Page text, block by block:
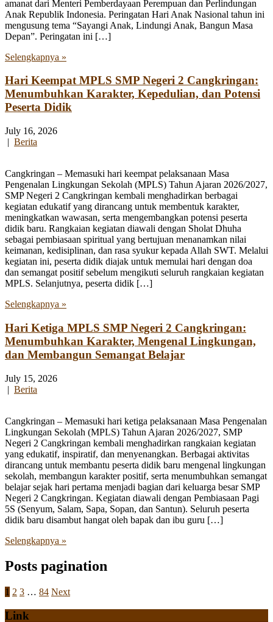
amanat dari Menteri Pemberdayaan Perempuan dan Perlindungan
Anak Republik Indonesia. Peringatan Hari Anak Nasional tahun ini
mengusung tema “Sayangi Anak, Lindungi Anak, Bangun Masa
Depan”. Peringatan ini […]
Selengkapnya »
Hari Keempat MPLS SMP Negeri 2 Cangkringan:
Menumbuhkan Karakter, Kepedulian, dan Potensi
Peserta Didik
July 16, 2026
| Berita
Cangkringan – Memasuki hari keempat pelaksanaan Masa
Pengenalan Lingkungan Sekolah (MPLS) Tahun Ajaran 2026/2027,
SMP Negeri 2 Cangkringan kembali menghadirkan berbagai
kegiatan edukatif yang dirancang untuk membentuk karakter,
meningkatkan wawasan, serta mengembangkan potensi peserta
didik baru. Rangkaian kegiatan diawali dengan Sholat Dhuha
sebagai pembiasaan spiritual yang bertujuan menanamkan nilai
keimanan, kedisiplinan, dan rasa syukur kepada Allah SWT. Melalui
kegiatan ini, peserta didik diajak untuk memulai hari dengan doa
dan semangat positif sebelum mengikuti seluruh rangkaian kegiatan
MPLS. Selanjutnya, peserta didik […]
Selengkapnya »
Hari Ketiga MPLS SMP Negeri 2 Cangkringan:
Menumbuhkan Karakter, Mengenal Lingkungan,
dan Membangun Semangat Belajar
July 15, 2026
| Berita
Cangkringan – Memasuki hari ketiga pelaksanaan Masa Pengenalan
Lingkungan Sekolah (MPLS) Tahun Ajaran 2026/2027, SMP
Negeri 2 Cangkringan kembali menghadirkan rangkaian kegiatan
yang edukatif, inspiratif, dan menyenangkan. Berbagai aktivitas
dirancang untuk membantu peserta didik baru mengenal lingkungan
sekolah, membangun karakter positif, serta menumbuhkan semangat
belajar sejak hari pertama menjadi bagian dari keluarga besar SMP
Negeri 2 Cangkringan. Kegiatan diawali dengan Pembiasaan Pagi
5S (Senyum, Salam, Sapa, Sopan, dan Santun). Seluruh peserta
didik baru disambut hangat oleh bapak dan ibu guru […]
Selengkapnya »
Posts pagination
1 2 3 … 84 Next
Link